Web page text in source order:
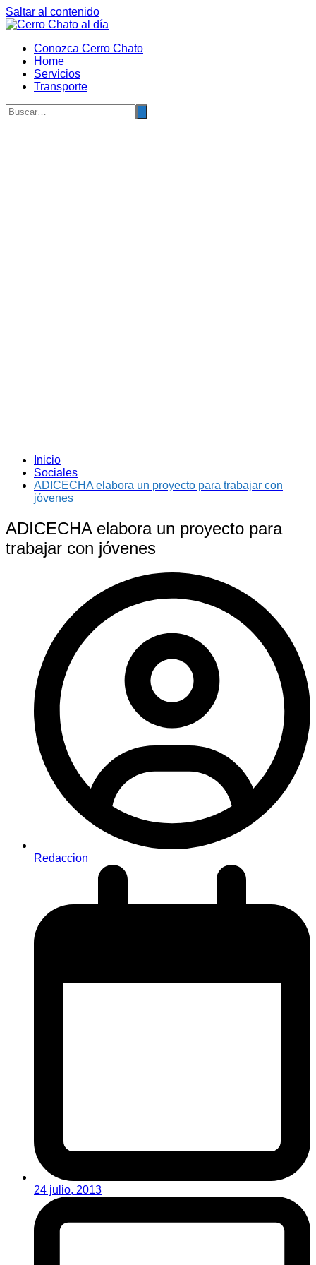
Saltar al contenido
Conozca Cerro Chato
Home
Servicios
Transporte
Inicio
Sociales
ADICECHA elabora un proyecto para trabajar con
jóvenes
ADICECHA elabora un proyecto para
trabajar con jóvenes
Redaccion
24 julio, 2013